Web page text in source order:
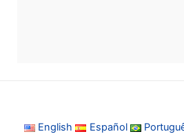
English Español